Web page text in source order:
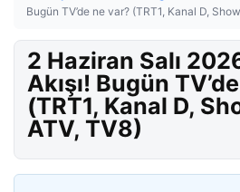
Bugün TV’de ne var? (TRT1, Kanal D,
2 Haziran Salı
Akışı! Bugün
(TRT1, Kanal D,
ATV, TV8)